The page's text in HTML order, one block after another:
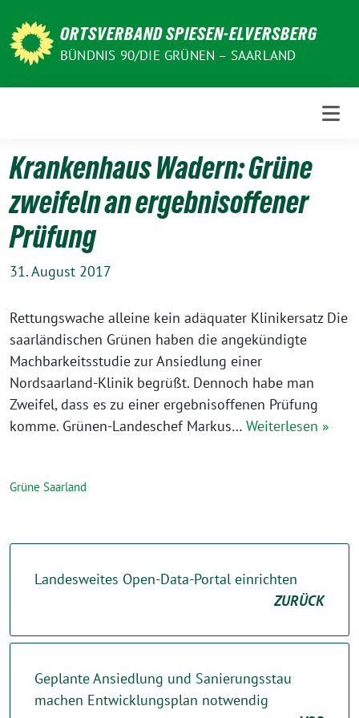
zum
Inhalt
ORTSVERBAND SPIESEN-ELVERSBERG
BÜNDNIS 90/DIE GRÜNEN – SAARLAND
Krankenhaus Wadern: Grüne
zweifeln an ergebnisoffener
Prüfung
31. August 2017
Rettungswache alleine kein adäquater Klinikersatz Die
saarländischen Grünen haben die angekündigte
Machbarkeitsstudie zur Ansiedlung einer
Nordsaarland-Klinik begrüßt. Dennoch habe man
Zweifel, dass es zu einer ergebnisoffenen Prüfung
komme. Grünen-Landeschef Markus… Weiterlesen »
Grüne Saarland
Landesweites Open-Data-Portal einrichten
ZURÜCK
Geplante Ansiedlung und Sanierungsstau
machen Entwicklungsplan notwendig